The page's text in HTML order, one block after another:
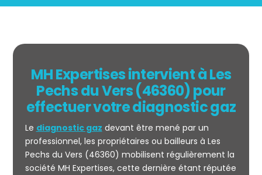
MH Expertises intervient à Les
Pechs du Vers (46360) pour
effectuer votre diagnostic gaz
Le diagnostic gaz devant être mené par un
professionnel, les propriétaires ou bailleurs à Les
Pechs du Vers (46360) mobilisent régulièrement la
société MH Expertises, cette dernière étant réputée